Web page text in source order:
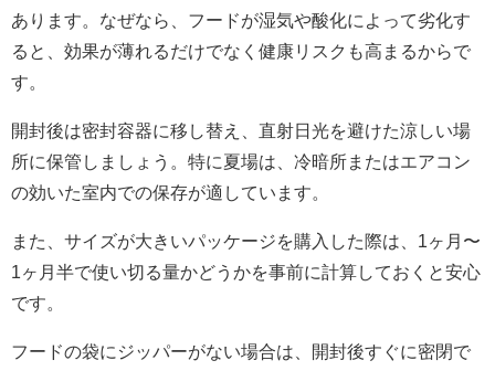
あります。なぜなら、フードが湿気や酸化によって劣化す
ると、効果が薄れるだけでなく健康リスクも高まるからで
す。
開封後は密封容器に移し替え、直射日光を避けた涼しい場
所に保管しましょう。特に夏場は、冷暗所またはエアコン
の効いた室内での保存が適しています。
また、サイズが大きいパッケージを購入した際は、1ヶ月〜
1ヶ月半で使い切る量かどうかを事前に計算しておくと安心
です。
フードの袋にジッパーがない場合は、開封後すぐに密閉で